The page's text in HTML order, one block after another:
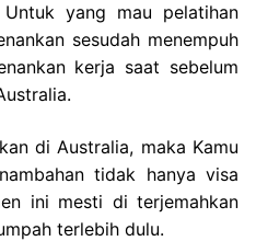
yang mau pelatihan
sesudah menempuh
kerja saat sebelum
di Australia, maka Kamu
tidak hanya visa
ini mesti di terjemahkan
terlebih dulu.